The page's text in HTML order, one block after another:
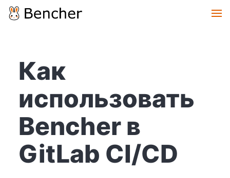
Как
использовать
Bencher в
GitLab CI/CD